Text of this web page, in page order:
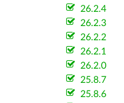
26.2.4
26.2.3
26.2.2
26.2.1
26.2.0
25.8.7
25.8.6